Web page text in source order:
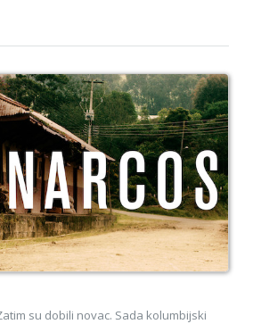
su dobili novac. Sada kolumbijski